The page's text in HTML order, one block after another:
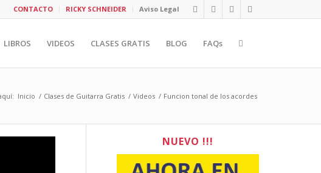
CONTACTO RICKY SCHNEIDER Aviso Legal
LIBROS VIDEOS CLASES GRATIS BLOG FAQs
Inicio / Clases de Guitarra Gratis / Videos / Funcion tonal de los acordes
NUEVO !!!